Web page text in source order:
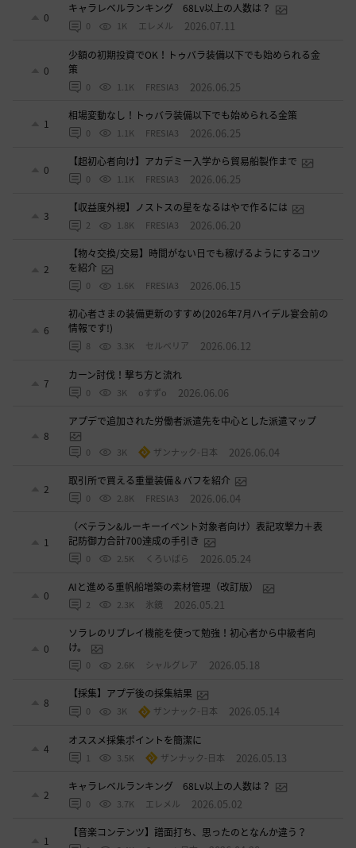
0
キャラレベルランキング 68Lv以上の人数は？
0 1K エレメル 2026.07.11
0
少額の初期投資でOK！トゥバラ装備以下でも始められる金
策
0 1.1K FRESIA3 2026.06.25
1
相場変動なし！トゥバラ装備以下でも始められる金策
0 1.1K FRESIA3 2026.06.25
0
【超初心者向け】アカデミー入学から貿易船製作まで
0 1.1K FRESIA3 2026.06.25
3
【収益度外視】ノストスの星をなるはやで作るには
2 1.8K FRESIA3 2026.06.20
2
【物々交換/交易】時間がない日でも稼げるようにするコツ
を紹介
0 1.6K FRESIA3 2026.06.15
6
初心者さまの装備更新のすすめ(2026年7月ハイデル宴会前の
情報です!)
8 3.3K セルベリア 2026.06.12
7
カーン討伐！撃ち方と流れ
0 3K oすずo 2026.06.06
8
アプデで追加された労働者派遣先を中心とした派遣マップ
0 3K ザンナック-日本 2026.06.04
2
取引所で買える重量装備＆バフを紹介
0 2.8K FRESIA3 2026.06.04
1
（ベテラン&ルーキーイベント対象者向け）表記攻撃力＋表
記防御力合計700達成の手引き
0 2.5K くろいばら 2026.05.24
0
AIと進める重帆船増築の素材管理（改訂版）
2 2.3K 氷鏡 2026.05.21
0
ソラレのリプレイ機能を使って勉強！初心者から中級者向
け。
0 2.6K シャルグレア 2026.05.18
8
【採集】アプデ後の採集結果
0 3K ザンナック-日本 2026.05.14
4
オススメ採集ポイントを簡潔に
1 3.5K ザンナック-日本 2026.05.13
2
キャラレベルランキング 68Lv以上の人数は？
0 3.7K エレメル 2026.05.02
1
【音楽コンテンツ】譜面打ち、思ったのとなんか違う？